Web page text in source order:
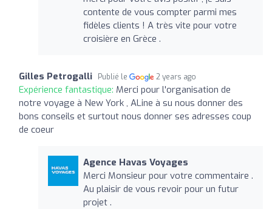
contente de vous compter parmi mes
fidèles clients ! A très vite pour votre
croisière en Grèce .
Gilles Petrogalli Publié le 2 years ago
Expérience fantastique: Merci pour l'organisation de
notre voyage à New York , ALine à su nous donner des
bons conseils et surtout nous donner ses adresses coup
de coeur
Agence Havas Voyages
Merci Monsieur pour votre commentaire .
Au plaisir de vous revoir pour un futur
projet .